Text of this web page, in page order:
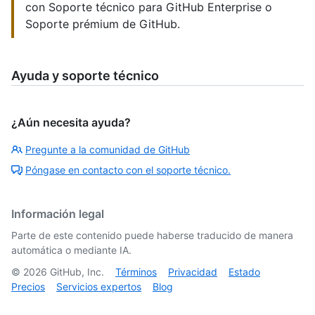
con Soporte técnico para GitHub Enterprise o
Soporte prémium de GitHub.
Ayuda y soporte técnico
¿Aún necesita ayuda?
Pregunte a la comunidad de GitHub
Póngase en contacto con el soporte técnico.
Información legal
Parte de este contenido puede haberse traducido de manera
automática o mediante IA.
© 2026 GitHub, Inc. Términos Privacidad
Estado
Precios
Servicios expertos Blog